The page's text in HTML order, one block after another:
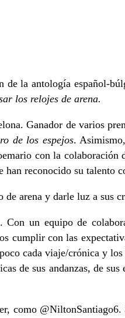
de la antología español-
los relojes de arena.
Ganador de varios
de los espejos.
con la colaboración
reconocido su talento
arena y darle luz a sus
un equipo de
cumplir con las
cada viaje/crónica y
de sus andanzas, de sus
como